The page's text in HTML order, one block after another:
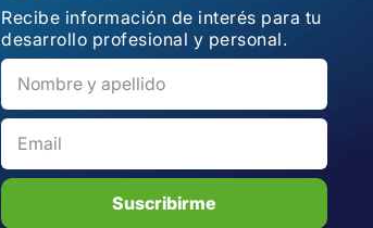
Recibe información de interés para tu
desarrollo profesional y personal.
Suscribirme